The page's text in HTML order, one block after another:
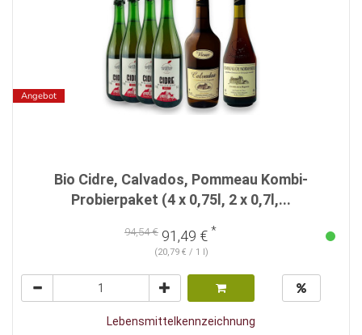
Angebot
Bio Cidre, Calvados, Pommeau Kombi-
Probierpaket (4 x 0,75l, 2 x 0,7l,...
94,54 € 91,49 € *
(20,79 € / 1 l)
Lebensmittelkennzeichnung